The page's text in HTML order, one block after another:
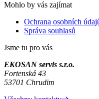
Mohlo by vás zajímat
Ochrana osobních
Správa souhlasů
Jsme tu pro vás
EKOSAN servis s.r.o.
Fortenská 43
53701 Chrudim